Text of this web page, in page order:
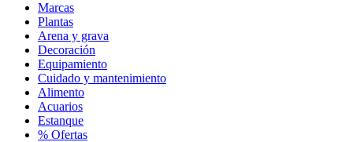
Marcas
Plantas
Arena y grava
Decoración
Equipamiento
Cuidado y mantenimiento
Alimento
Acuarios
Estanque
% Ofertas